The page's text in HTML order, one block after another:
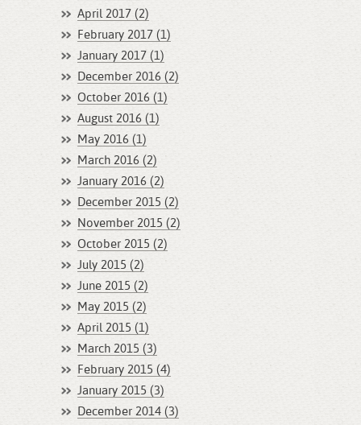
April 2017 (2)
February 2017 (1)
January 2017 (1)
December 2016 (2)
October 2016 (1)
August 2016 (1)
May 2016 (1)
March 2016 (2)
January 2016 (2)
December 2015 (2)
November 2015 (2)
October 2015 (2)
July 2015 (2)
June 2015 (2)
May 2015 (2)
April 2015 (1)
March 2015 (3)
February 2015 (4)
January 2015 (3)
December 2014 (3)